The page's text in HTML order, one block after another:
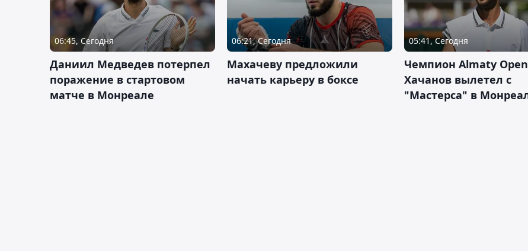
06:45, Сегодня
Даниил Медведев потерпел
поражение в стартовом
матче в Монреале
06:21, Сегодня
Махачеву предложили
начать карьеру в боксе
05:41, Сегодня
Чемпион Almaty Open
Хачанов вылетел с
"Мастерса" в